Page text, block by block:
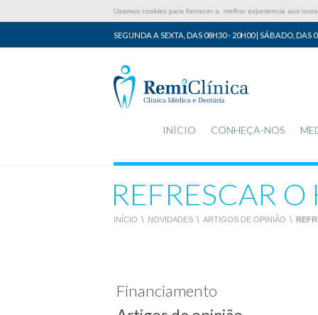
Usamos cookies para fornecer a melhor experiencia aos
SEGUNDA A SEXTA, DAS 08H30 - 20H00 | SÁBADO, DAS
INÍCIO CONHEÇA-NOS
REFRESCAR
INÍCIO \ NOVIDADES \ ARTIGOS DE OPINIÃO \
Financiamento